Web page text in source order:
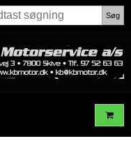
Søg